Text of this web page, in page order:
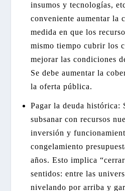
insumos y tecnologías,
conveniente aumentar la
medida en que los
mismo tiempo cubrir los
mejorar las condiciones
Se debe aumentar la
la oferta pública.
Pagar la deuda histórica:
subsanar con recursos
inversión y
congelamiento
años. Esto implica
sentidos: entre las
nivelando por arriba y